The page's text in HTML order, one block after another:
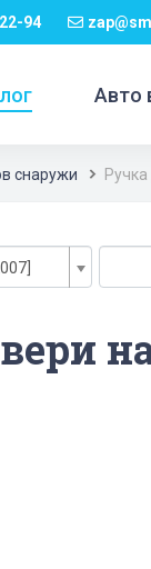
94
Авто
снаружи